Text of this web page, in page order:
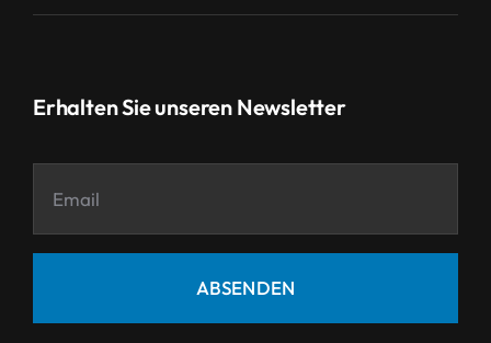
Erhalten Sie unseren Newsletter
ABSENDEN